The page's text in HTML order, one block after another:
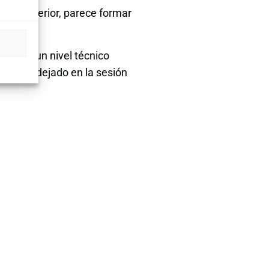
inferior, parece formar
, un nivel técnico
dejado en la sesión